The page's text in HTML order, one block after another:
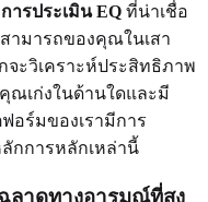
การประเมิน EQ ที่น่าเชื่อ
ามารถของคุณในเสา
ะวิเคราะห์ประสิทธิภาพ
ณเก่งในด้านใดและมี
อร์มของเรามีการ
ลักการหลักเหล่านี้